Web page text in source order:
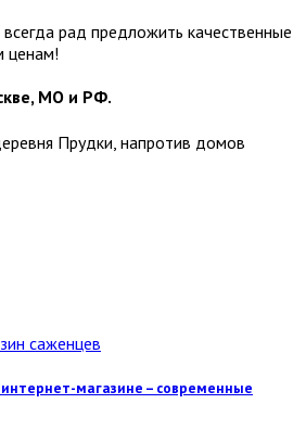
рад предложить качественные
ценам!
МО и РФ.
Прудки, напротив домов
магазине – современные